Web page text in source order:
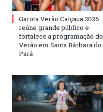
Garota Verão Caiçaua 2026
reúne grande público e
fortalece a programação do
Verão em Santa Bárbara do
Pará